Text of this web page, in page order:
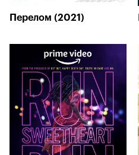
Перелом (2021)